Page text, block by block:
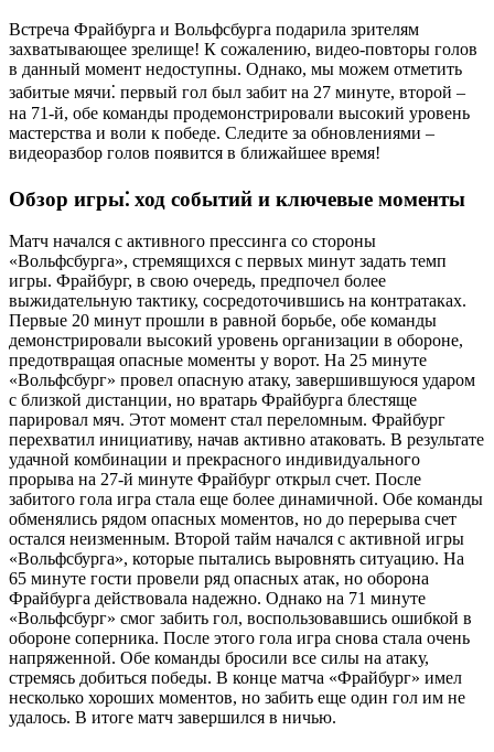
Встреча Фрайбурга и Вольфсбурга подарила зрителям
захватывающее зрелище! К сожалению, видео-повторы голов
в данный момент недоступны. Однако, мы можем отметить
забитые мячи⁚ первый гол был забит на 27 минуте, второй –
на 71-й, обе команды продемонстрировали высокий уровень
мастерства и воли к победе. Следите за обновлениями –
видеоразбор голов появится в ближайшее время!
Обзор игры⁚ ход событий и ключевые моменты
Матч начался с активного прессинга со стороны
«Вольфсбурга», стремящихся с первых минут задать темп
игры. Фрайбург, в свою очередь, предпочел более
выжидательную тактику, сосредоточившись на контратаках.
Первые 20 минут прошли в равной борьбе, обе команды
демонстрировали высокий уровень организации в обороне,
предотвращая опасные моменты у ворот. На 25 минуте
«Вольфсбург» провел опасную атаку, завершившуюся ударом
с близкой дистанции, но вратарь Фрайбурга блестяще
парировал мяч. Этот момент стал переломным. Фрайбург
перехватил инициативу, начав активно атаковать. В результате
удачной комбинации и прекрасного индивидуального
прорыва на 27-й минуте Фрайбург открыл счет. После
забитого гола игра стала еще более динамичной. Обе команды
обменялись рядом опасных моментов, но до перерыва счет
остался неизменным. Второй тайм начался с активной игры
«Вольфсбурга», которые пытались выровнять ситуацию. На
65 минуте гости провели ряд опасных атак, но оборона
Фрайбурга действовала надежно. Однако на 71 минуте
«Вольфсбург» смог забить гол, воспользовавшись ошибкой в
обороне соперника. После этого гола игра снова стала очень
напряженной. Обе команды бросили все силы на атаку,
стремясь добиться победы. В конце матча «Фрайбург» имел
несколько хороших моментов, но забить еще один гол им не
удалось. В итоге матч завершился в ничью.